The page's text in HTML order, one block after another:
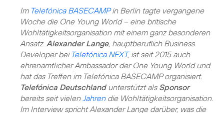
Im Telefónica BASECAMPin Berlin tagte vergangene
Woche die One Young World – eine britische
Wohltätigkeitsorganisation mit einem ganz besonderen
Ansatz. Alexander Lange, hauptberuflich Business
Developer bei Telefónica NEXT, ist seit 2015 auch
ehrenamtlicher Ambassador der One Young World und
hat das Treffen im Telefónica BASECAMP organisiert.
Telefónica Deutschlandunterstützt als Sponsor
bereits seit vielen Jahrendie Wohltätigkeitsorganisation.
Im Interview spricht Alexander Lange darüber, was die